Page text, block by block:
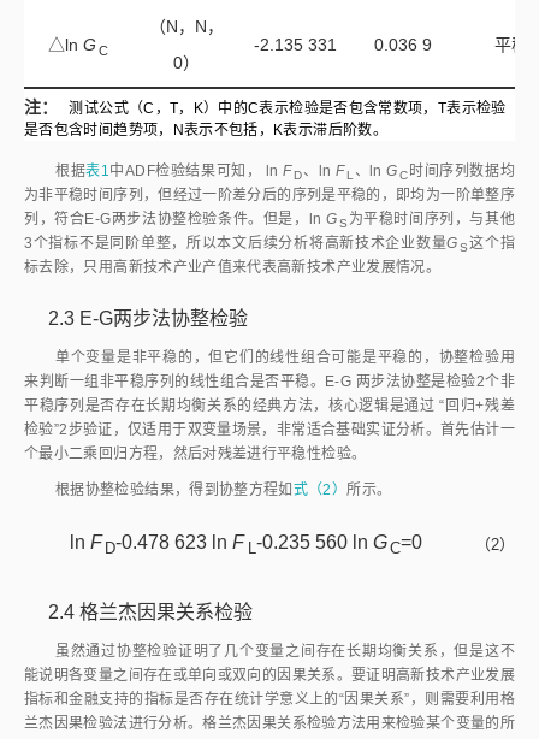
△lnG C
（N，N，
0）
-2.135 331 0.036 9 平稳
注：测试公式（C，T，K）中的C表示检验是否包含常数项，T表示检验
是否包含时间趋势项，N表示不包括，K表示滞后阶数。
根据表1 中ADF检验结果可知， lnFD、ln FL 、lnG C 时间序列数据均
为非平稳时间序列，但经过一阶差分后的序列是平稳的，即均为一阶单整序
列，符合E-G两步法协整检验条件。但是，ln GS 为平稳时间序列，与其他
3个指标不是同阶单整，所以本文后续分析将高新技术企业数量G S这个指
标去除，只用高新技术产业产值来代表高新技术产业发展情况。
2.3 E-G两步法协整检验
单个变量是非平稳的，但它们的线性组合可能是平稳的，协整检验用
来判断一组非平稳序列的线性组合是否平稳。E-G 两步法协整是检验2个非
平稳序列是否存在长期均衡关系的经典方法，核心逻辑是通过 “回归+残差
检验”2步验证，仅适用于双变量场景，非常适合基础实证分析。首先估计一
个最小二乘回归方程，然后对残差进行平稳性检验。
根据协整检验结果，得到协整方程如 式（2）所示。
lnF D-0.478 623 lnF -0.235 560 ln GC=0 （2）
2.4 格兰杰因果关系检验
虽然通过协整检验证明了几个变量之间存在长期均衡关系，但是这不
能说明各变量之间存在或单向或双向的因果关系。要证明高新技术产业发展
指标和金融支持的指标是否存在统计学意义上的“因果关系”，则需要利用格
兰杰因果检验法进行分析。格兰杰因果关系检验方法用来检验某个变量的所